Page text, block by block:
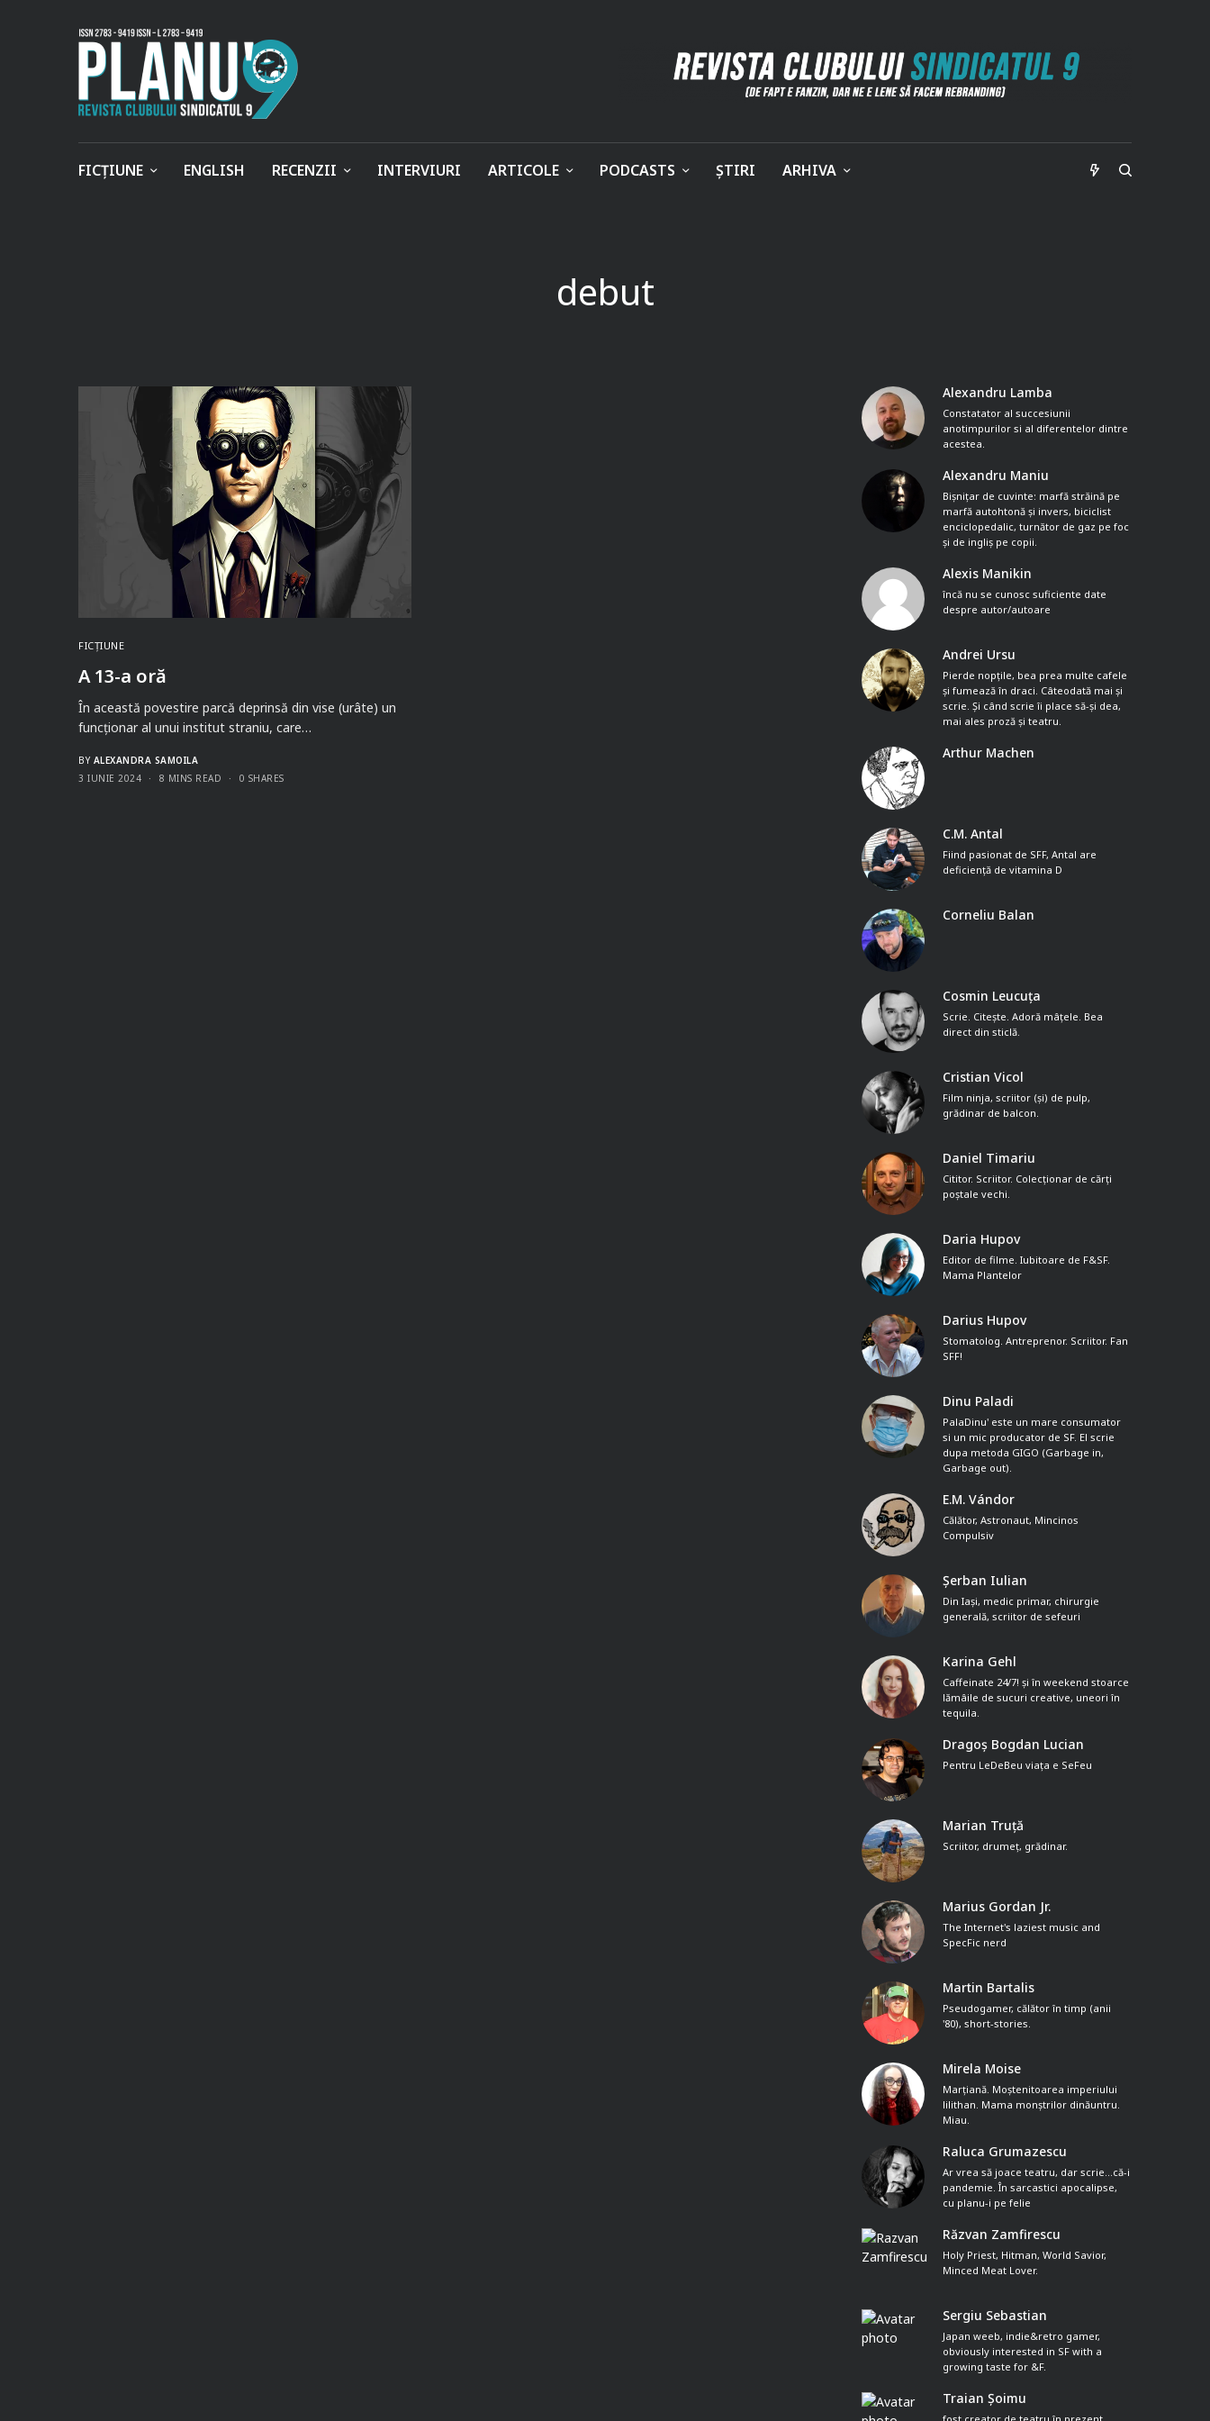
FICȚIUNE ENGLISH RECENZII INTERVIURI ARTICOLE PODCASTS ȘTIRI ARHIVA
debut
FICȚIUNE
A 13-a oră
În această povestire parcă deprinsă din vise (urâte) un
funcționar al unui institut straniu, care…
BY ALEXANDRA SAMOILA
3 IUNIE 2024
8 MINS READ 0 SHARES
Alexandru Lamba
Constatator al succesiunii
anotimpurilor si al diferentelor dintre
acestea.
Alexandru Maniu
Bișnițar de cuvinte: marfă străină pe
marfă autohtonă și invers, biciclist
enciclopedalic, turnător de gaz pe foc
și de ingliș pe copii.
Alexis Manikin
încă nu se cunosc suficiente date
despre autor/autoare
Andrei Ursu
Pierde nopțile, bea prea multe cafele
și fumează în draci. Câteodată mai și
scrie. Și când scrie îi place să-și dea,
mai ales proză și teatru.
Arthur Machen
C.M. Antal
Fiind pasionat de SFF, Antal are
deficiență de vitamina D
Corneliu Balan
Cosmin Leucuța
Scrie. Citește. Adoră mâțele. Bea
direct din sticlă.
Cristian Vicol
Film ninja, scriitor (și) de pulp,
grădinar de balcon.
Daniel Timariu
Cititor. Scriitor. Colecționar de cărți
poștale vechi.
Daria Hupov
Editor de filme. Iubitoare de F&SF.
Mama Plantelor
Darius Hupov
Stomatolog. Antreprenor. Scriitor. Fan
SFF!
Dinu Paladi
PalaDinu' este un mare consumator
si un mic producator de SF. El scrie
dupa metoda GIGO (Garbage in,
Garbage out).
E.M. Vándor
Călător, Astronaut, Mincinos
Compulsiv
Șerban Iulian
Din Iași, medic primar, chirurgie
generală, scriitor de sefeuri
Karina Gehl
Caffeinate 24/7! și în weekend stoarce
lămâile de sucuri creative, uneori în
tequila.
Dragoș Bogdan Lucian
Pentru LeDeBeu viața e SeFeu
Marian Truță
Scriitor, drumeț, grădinar.
Marius Gordan Jr.
The Internet's laziest music and
SpecFic nerd
Martin Bartalis
Pseudogamer, călător în timp (anii
'80), short-stories.
Mirela Moise
Marțiană. Moștenitoarea imperiului
lilithan. Mama monștrilor dinăuntru.
Miau.
Raluca Grumazescu
Ar vrea să joace teatru, dar scrie...că-i
pandemie. În sarcastici apocalipse,
cu planu-i pe felie
Răzvan Zamfirescu
Holy Priest, Hitman, World Savior,
Minced Meat Lover.
Sergiu Sebastian
Japan weeb, indie&retro gamer,
obviously interested in SF with a
growing taste for &F.
Traian Șoimu